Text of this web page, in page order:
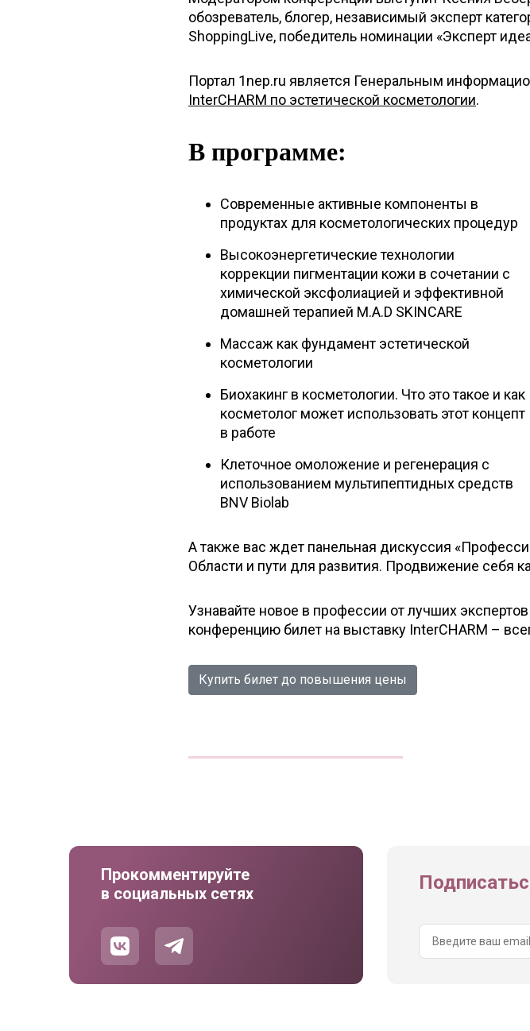
обозреватель, блогер, независимый эксперт
ShoppingLive, победитель номинации «Эксперт
Портал 1nep.ru является Генеральным
InterCHARM по эстетической косметологии.
В программе:
Современные активные компоненты в
продуктах для косметологических процедур
Высокоэнергетические технологии
коррекции пигментации кожи в сочетании с
химической эксфолиацией и эффективной
домашней терапией M.A.D SKINCARE
Массаж как фундамент эстетической
косметологии
Биохакинг в косметологии. Что это такое и как
косметолог может использовать этот концепт
в работе
Клеточное омоложение и регенерация с
использованием мультипептидных средств
BNV Biolab
А также вас ждет панельная дискуссия
Области и пути для развития. Продвижение себя
Узнавайте новое в профессии от лучших
конференцию билет на выставку InterCHARM –
Купить билет до повышения цены
Прокомментируйте
в социальных сетях